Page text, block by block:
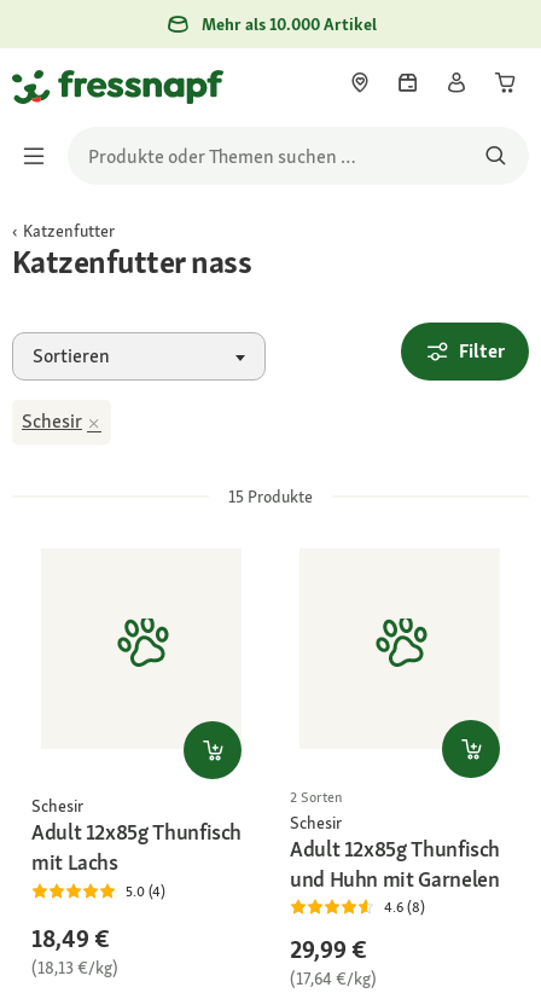
Mehr als 10.000 Artikel
Katzenfutter
Katzenfutter nass
Sortieren Filter
Schesir
15 Produkte
Schesir
Adult 12x85g Thunfisch
mit Lachs
5.0 (4)
18,49 €
(18,13 €/kg)
2 Sorten
Schesir
Adult 12x85g Thunfisch
und Huhn mit Garnelen
4.6 (8)
29,99 €
(17,64 €/kg)